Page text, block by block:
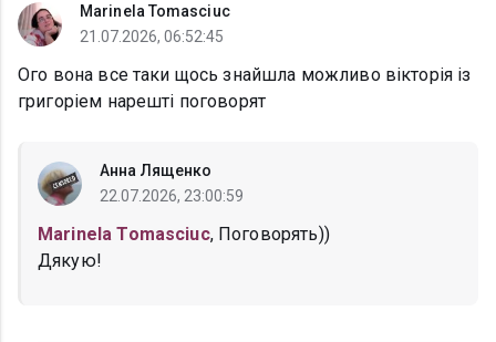
Marinela Tomasciuc
21.07.2026, 06:52:45
Ого вона все таки щось знайшла можливо вікторія із
григоріем нарешті поговорят
Анна Лященко
22.07.2026, 23:00:59
Marinela Tomasciuc, Поговорять))
Дякую!